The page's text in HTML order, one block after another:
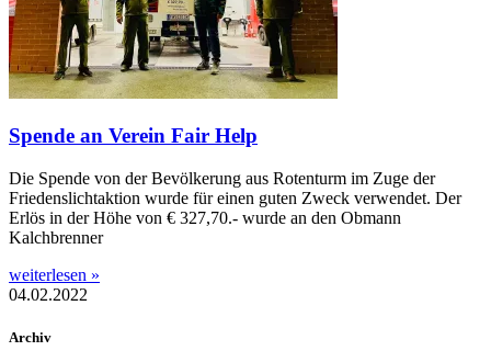
Spende an Verein Fair Help
Die Spende von der Bevölkerung aus Rotenturm im Zuge der
Friedenslichtaktion wurde für einen guten Zweck verwendet. Der
Erlös in der Höhe von € 327,70.- wurde an den Obmann
Kalchbrenner
weiterlesen »
04.02.2022
Archiv